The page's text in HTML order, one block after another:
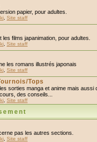
papier, pour adultes.
Site staff
films japanimation, pour adultes.
Site staff
les romans illustrés japonais
Site staff
Tops
sorties manga et anime mais aussi
des conseils...
Site staff
pas les autres sections.
Site staff